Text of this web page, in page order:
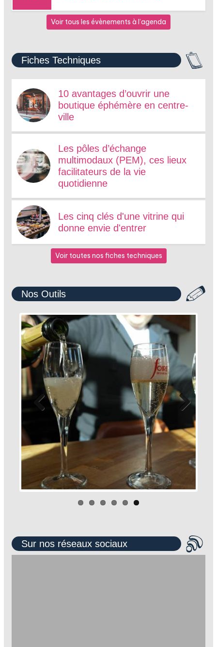
Voir tous les évènements à l’agenda
Fiches Techniques
10 avantages d’ouvrir une
boutique éphémère en centre-
ville
Les pôles d’échange
multimodaux (PEM), ces lieux
facilitateurs de la vie
quotidienne
Les cinq clés d'une vitrine qui
donne envie d'entrer
Voir toutes nos fiches techniques
Nos Outils
Sur nos réseaux sociaux